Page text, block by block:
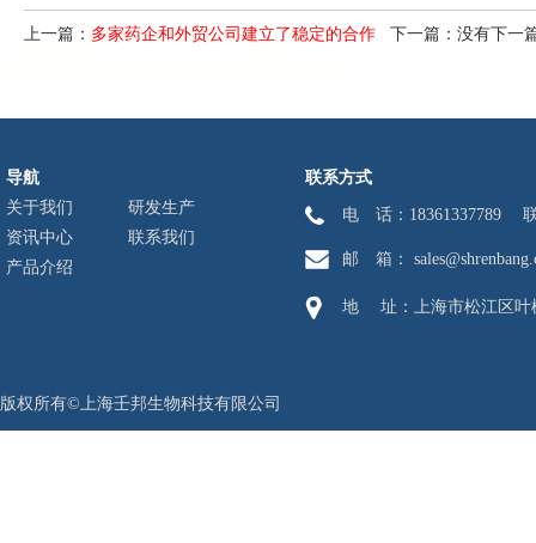
上一篇： 多家药企和外贸公司建立了稳定的合作 下一篇：没有下一
导航
关于我们
研发生产
资讯中心
联系我们
产品介绍
联系方式
电 话：18361337789
邮 箱：
地 址：上海市松江区叶
版权所有©上海壬邦生物科技有限公司